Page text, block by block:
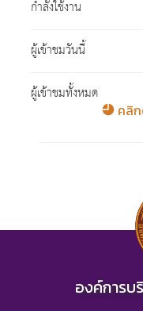
กำลังใช้งาน
ผู้เข้าชมวันนี้
ผู้เข้าชมทั้งหมด
คลิก
องค์การบ